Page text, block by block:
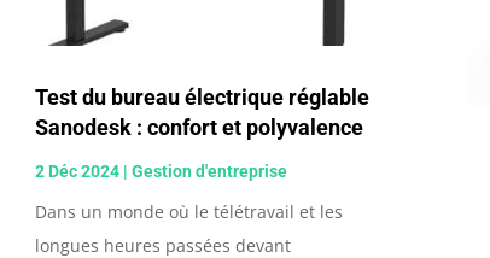
Test du bureau électrique réglable
Sanodesk : confort et polyvalence
2 Déc 2024| Gestion d'entreprise
Dans un monde où le télétravail et les
longues heures passées devant